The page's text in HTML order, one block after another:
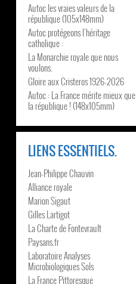
Autoc les vraies valeurs de la
république (105x148mm)
Autoc protégeons l’héritage
catholique :
La Monarchie royale que nous
voulons.
Gloire aux Cristeros 1926-2026
Autoc : La France mérite mieux que
la république ! (148x105mm)
LIENS ESSENTIELS.
Jean-Philippe Chauvin
Alliance royale
Marion Sigaut
Gilles Lartigot
La Charte de Fontevrault
Paysans.fr
Laboratoire Analyses
Microbiologiques Sols
La France Pittoresque